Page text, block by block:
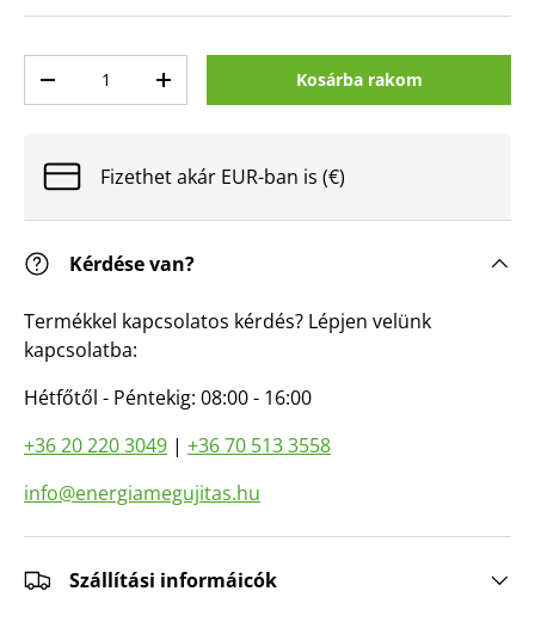
Mennyiség csökkentéseMennyiség növeléseKosárba rakom
Fizethet akár EUR-ban is (€)
Kérdése van?
Termékkel kapcsolatos kérdés? Lépjen velünk
kapcsolatba:
Hétfőtől - Péntekig: 08:00 - 16:00
+36 20 220 3049 | +36 70 513 3558
info@energiamegujitas.hu
Szállítási informáicók